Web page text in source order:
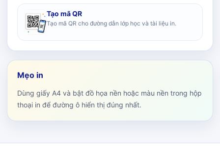
Tạo mã QR
Tạo mã QR cho đường dẫn lớp học và tài liệu in.
Mẹo in
Dùng giấy A4 và bật đồ họa nền hoặc màu nền trong hộp
thoại in để đường ô hiển thị đúng nhất.